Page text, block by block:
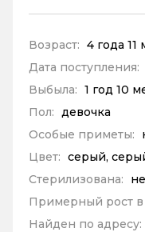
Возраст: 4 года 11
Дата поступления:
Выбыла: 1 год 10
Пол: девочка
Особые приметы:
Цвет: серый,
Стерилизована:
Примерный рост в
Найден по адресу: